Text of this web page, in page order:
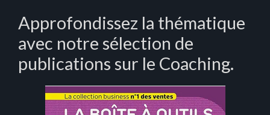
Approfondissez la thématique
avec notre sélection de
publications sur le Coaching.